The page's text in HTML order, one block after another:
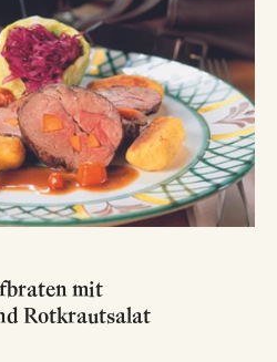
mit
Rotkrautsalat